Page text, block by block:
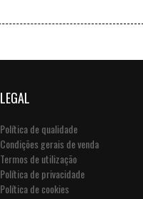
LEGAL
Política de qualidade
Condições gerais de venda
Termos de utilização
Política de privacidade
Política de cookies